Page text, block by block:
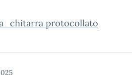
protocollato